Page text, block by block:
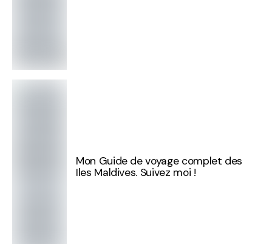
Mon Guide de voyage complet des
Iles Maldives. Suivez moi !